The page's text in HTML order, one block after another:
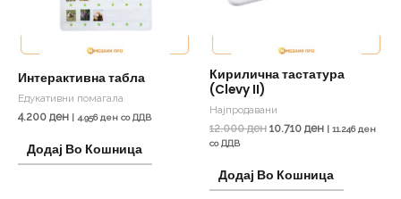
Интерактивна табла
Едукативни помагала
4.200 ден 4.956ден со ДДВ
Додај Во Кошница
Кирилична тастатура
(Clevy II)
Најпродавани
12.000ден 10.710 ден 11.246ден
со ДДВ
Додај Во Кошница